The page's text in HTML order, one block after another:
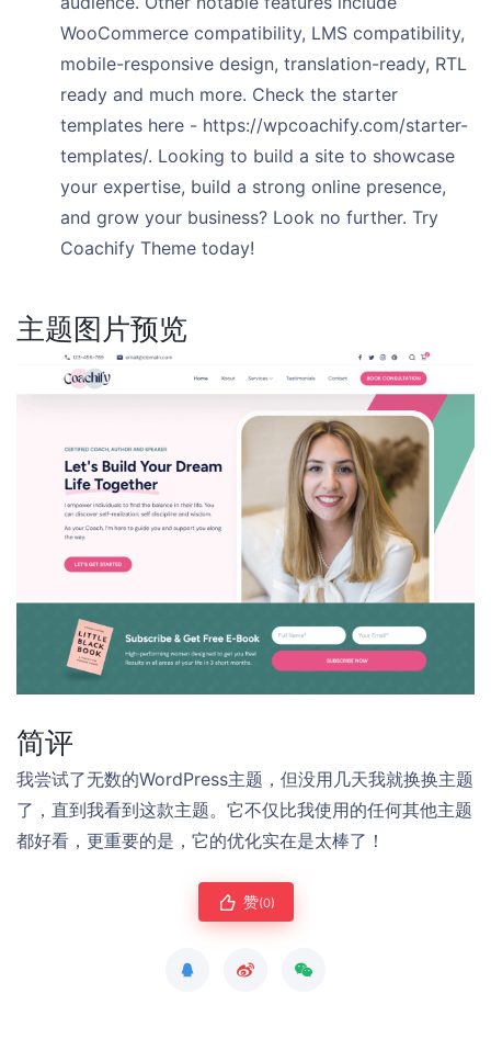
WooCommerce compatibility, LMS compatibility,
mobile-responsive design, translation-ready, RTL
ready and much more. Check the starter
templates here - https://wpcoachify.com/starter-
templates/. Looking to build a site to showcase
your expertise, build a strong online presence,
and grow your business? Look no further. Try
Coachify Theme today!
主题图片预览
简评
我尝试了无数的WordPress主题，但没用几天我就换换主题
了，直到我看到这款主题。它不仅比我使用的任何其他主题
都好看，更重要的是，它的优化实在是太棒了！
赞(0)